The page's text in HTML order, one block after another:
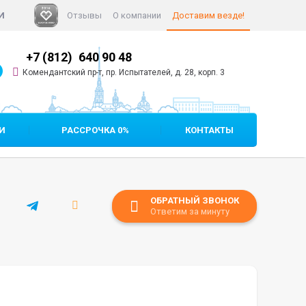
Отзывы О компании Доставим везде!
+7 (812) 640 90 48
пр-т, пр. Испытателей, д. 28, корп. 3
РАССРОЧКА 0% КОНТАКТЫ
ОБРАТНЫЙ ЗВОНОК
Ответим за минуту